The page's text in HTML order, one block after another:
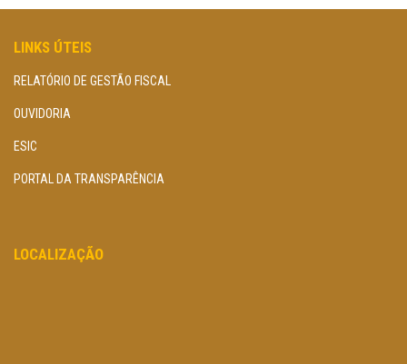
LINKS ÚTEIS
RELATÓRIO DE GESTÃO FISCAL
OUVIDORIA
ESIC
PORTAL DA TRANSPARÊNCIA
LOCALIZAÇÃO